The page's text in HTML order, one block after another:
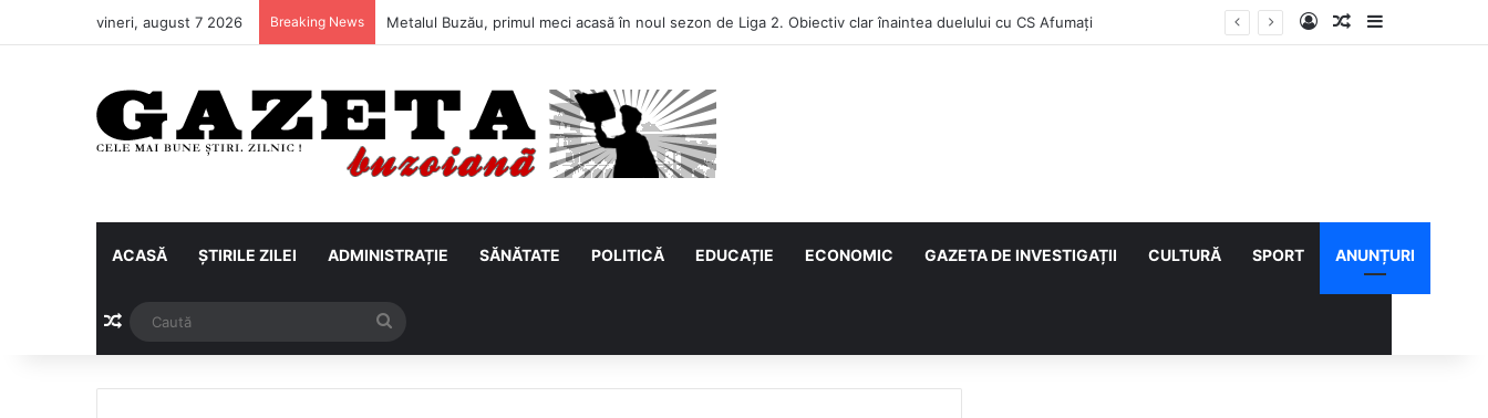
vineri, august 7 2026 Breaking News Buzăul irigă zeci de mii de hectare fără să pompeze apa! Un avantaj pe care puține județe îl au Log InArticol aleatoriu
Sidebar
ACASĂ ȘTIRILE ZILEI ADMINISTRAȚIE SĂNĂTATE POLITICĂ EDUCAȚIE ECONOMIC GAZETA DE INVESTIGAȚII CULTURĂ SPORT ANUNȚURI
Articol aleatoriu